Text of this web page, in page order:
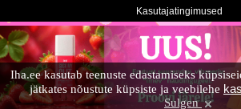
Iha.ee kasutab teenuste edastamiseks
jätkates nõustute küpsiste ja veebilehe
Sulgen
Kasutajatingimused